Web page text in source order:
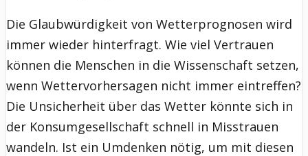
Die Glaubwürdigkeit von Wetterprognosen wird
immer wieder hinterfragt. Wie viel Vertrauen
können die Menschen in die Wissenschaft setzen,
wenn Wettervorhersagen nicht immer eintreffen?
Die Unsicherheit über das Wetter könnte sich in
der Konsumgesellschaft schnell in Misstrauen
wandeln. Ist ein Umdenken nötig, um mit diesen